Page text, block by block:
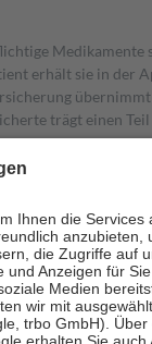
Medikamente
erhält sie in der
trägt einen
Zuzahlungen
Es sind jedoch nie
entrichten.
auch für
der Kosten sowie